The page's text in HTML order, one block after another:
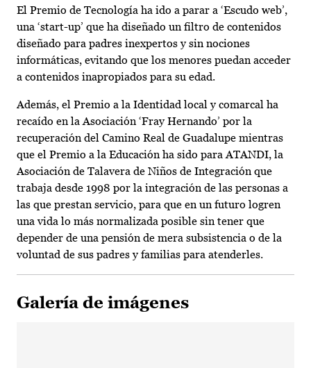
El Premio de Tecnología ha ido a parar a ‘Escudo web’,
una ‘start-up’ que ha diseñado un filtro de contenidos
diseñado para padres inexpertos y sin nociones
informáticas, evitando que los menores puedan acceder
a contenidos inapropiados para su edad.
Además, el Premio a la Identidad local y comarcal ha
recaído en la Asociación ‘Fray Hernando’ por la
recuperación del Camino Real de Guadalupe mientras
que el Premio a la Educación ha sido para ATANDI, la
Asociación de Talavera de Niños de Integración que
trabaja desde 1998 por la integración de las personas a
las que prestan servicio, para que en un futuro logren
una vida lo más normalizada posible sin tener que
depender de una pensión de mera subsistencia o de la
voluntad de sus padres y familias para atenderles.
Galería de imágenes